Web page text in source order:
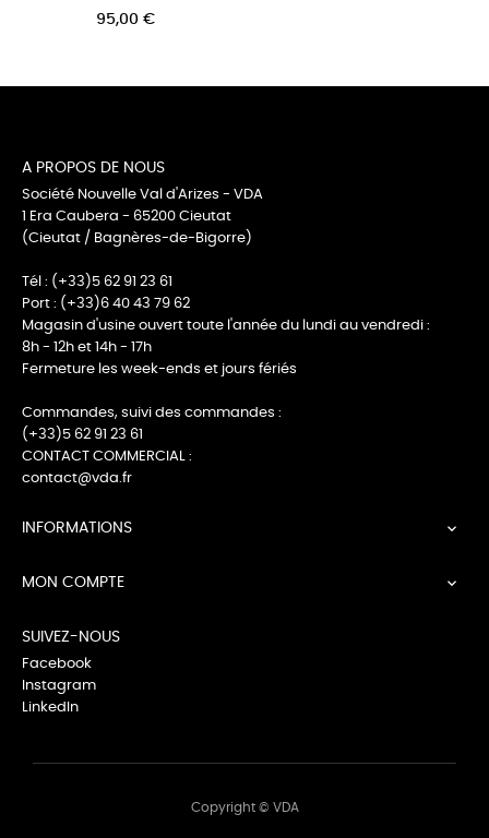
95,00 €
A PROPOS DE NOUS
Société Nouvelle Val d'Arizes - VDA
1 Era Caubera - 65200 Cieutat
(Cieutat / Bagnères-de-Bigorre)
Tél : (+33)5 62 91 23 61
Port : (+33)6 40 43 79 62
Magasin d'usine ouvert toute l'année du lundi au vendredi :
8h - 12h et 14h - 17h
Fermeture les week-ends et jours fériés
Commandes, suivi des commandes :
(+33)5 62 91 23 61
CONTACT COMMERCIAL :
contact@vda.fr
INFORMATIONS 
MON COMPTE 
SUIVEZ-NOUS
Facebook
Instagram
LinkedIn
Copyright © VDA